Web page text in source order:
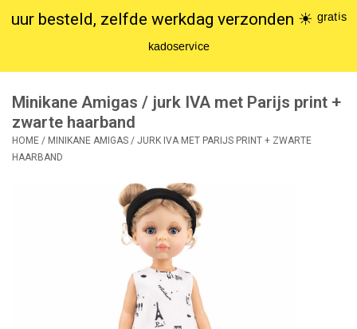
Poppen
SALE
Cadeauservice
info
uur besteld, zelfde werkdag verzonden ☀︎ ᵍʳᵃᵗⁱˢ
ᵏᵃᵈᵒˢᵉʳᵛⁱᶜᵉ
Minikane Amigas / jurk IVA met Parijs print +
zwarte haarband
HOME / MINIKANE AMIGAS / JURK IVA MET PARIJS PRINT + ZWARTE
HAARBAND